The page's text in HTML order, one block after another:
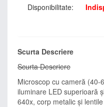
Disponibilitate:
Scurta Descriere
Scurta Descriere
Microscop cu cameră
iluminare LED superioară
640x, corp metalic și